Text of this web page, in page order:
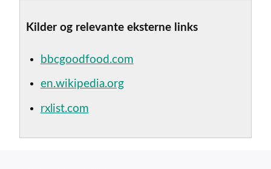
Kilder og relevante eksterne links
bbcgoodfood.com
en.wikipedia.org
rxlist.com